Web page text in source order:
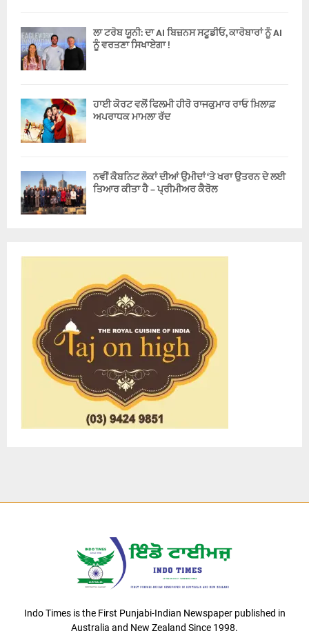
ਲਾ ਟਰੋਬ ਯੂਨੀ: ਦਾ AI ਬਿਜ਼ਨਸ ਸਟੂਡੀਓ, ਕਾਰੋਬਾਰਾਂ ਨੂੰ AI
ਨੂੰ ਵਰਤਣਾ ਸਿਖਾਏਗਾ !
ਹਾਈ ਕੋਰਟ ਵਲੋਂ ਫਿਲਮੀ ਹੀਰੋ ਰਾਜਕੁਮਾਰ ਰਾਓ ਖ਼ਿਲਾਫ਼
ਅਪਰਾਧਕ ਮਾਮਲਾ ਰੱਦ
ਨਵੀਂ ਕੈਬਨਿਟ ਲੋਕਾਂ ਦੀਆਂ ਉਮੀਦਾਂ ‘ਤੇ ਖਰਾ ਉਤਰਨ ਦੇ ਲਈ
ਤਿਆਰ ਕੀਤਾ ਹੈ – ਪ੍ਰੀਮੀਅਰ ਕੈਰੋਲ
Indo Times is the First Punjabi-Indian Newspaper published in
Australia and New Zealand Since 1998.